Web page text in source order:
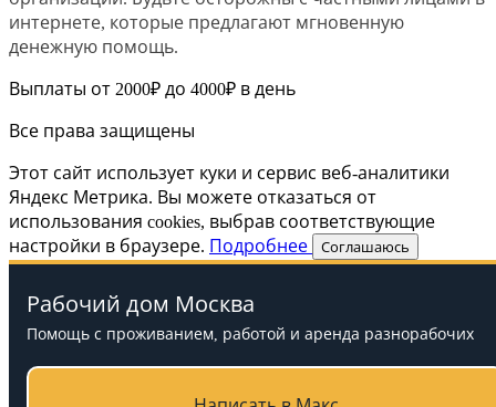
интернете, которые предлагают мгновенную
денежную помощь.
Выплаты от 2000₽ до 4000₽ в день
Все права защищены
Этот сайт использует куки и сервис веб-аналитики
Яндекс Метрика. Вы можете отказаться от
использования cookies, выбрав соответствующие
настройки в браузере. Подробнее Соглашаюсь
Рабочий дом Москва
Помощь с проживанием, работой и аренда разнорабочих